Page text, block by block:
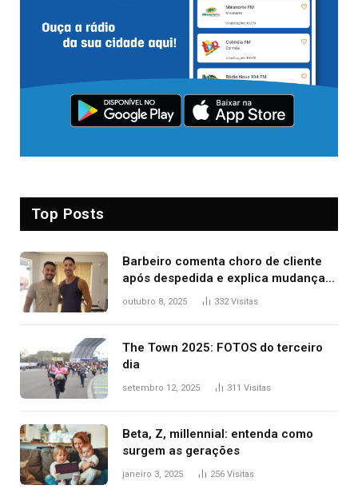
Top Posts
Barbeiro comenta choro de cliente
após despedida e explica mudança
para o TO: ‘Não esperava atingir
outubro 8, 2025 332Visitas
The Town 2025: FOTOS do terceiro
dia
setembro 12, 2025 311 Visitas
Beta, Z, millennial: entenda como
surgem as gerações
janeiro 3, 2025 256 Visitas